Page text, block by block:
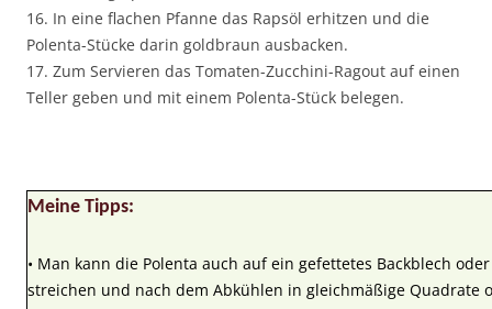
16. In eine flachen Pfanne das Rapsöl erhitzen und die
Polenta-Stücke darin goldbraun ausbacken.
17. Zum Servieren das Tomaten-Zucchini-Ragout auf einen
Teller geben und mit einem Polenta-Stück belegen.
Meine Tipps:
• Man kann die Polenta auch auf ein gefettetes Backblech
streichen und nach dem Abkühlen in gleichmäßige Quadrate